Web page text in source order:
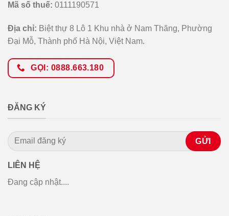
Mã số thuế: 0111190571
Địa chỉ: Biệt thự 8 Lô 1 Khu nhà ở Nam Thăng, Phường
Đại Mỗ, Thành phố Hà Nội, Việt Nam.
GỌI: 0888.663.180
ĐĂNG KÝ
LIÊN HỆ
Đang cập nhật....